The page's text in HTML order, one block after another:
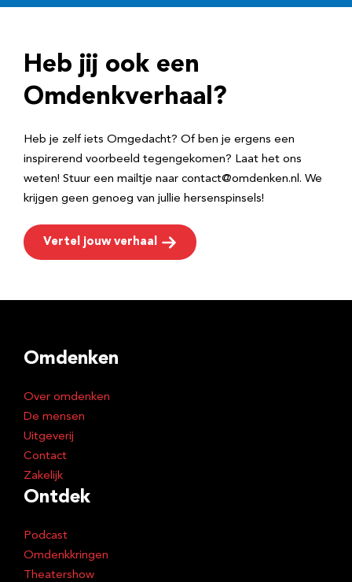
r
e
Heb jij ook een
Omdenkverhaal?
Heb je zelf iets Omgedacht? Of ben je ergens een
inspirerend voorbeeld tegengekomen? Laat het ons
weten! Stuur een mailtje naar contact@omdenken.nl. We
krijgen geen genoeg van jullie hersenspinsels!
Vertel jouw verhaal
Omdenken
Over omdenken
De mensen
Uitgeverij
Contact
Zakelijk
Ontdek
Podcast
Omdenkkringen
Theatershow